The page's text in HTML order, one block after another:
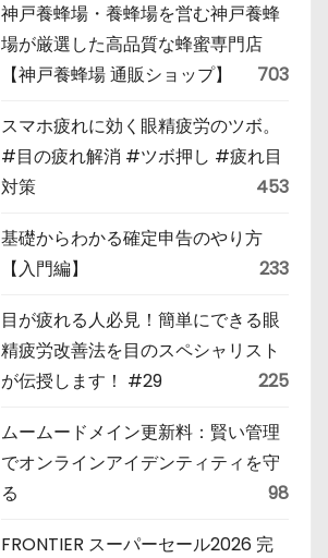
神戸養蜂場・養蜂場を営む神戸養蜂
場が厳選した高品質な蜂蜜専門店
【神戸養蜂場 通販ショップ】
703
スマホ疲れに効く眼精疲労のツボ。
#目の疲れ解消 #ツボ押し #疲れ目
対策
453
基礎からわかる確定申告のやり方
【入門編】
233
目が疲れる人必見！簡単にできる眼
精疲労改善法を目のスペシャリスト
が伝授します！ #29
225
ムームードメイン更新料：賢い管理
でオンラインアイデンティティを守
る
98
FRONTIER スーパーセール2026 完